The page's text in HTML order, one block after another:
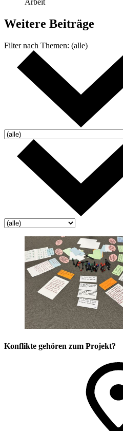
Arbeit
Weitere Beiträge
Filter nach Themen: (alle)
Konflikte gehören zum Projekt?